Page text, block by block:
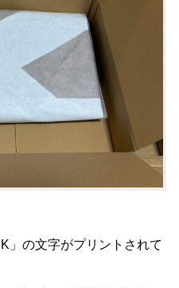
」の文字がプリントされて